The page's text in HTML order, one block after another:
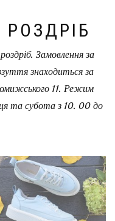
Замовлення за
знаходиться за
11. Режим
та субота з 10. 00 до